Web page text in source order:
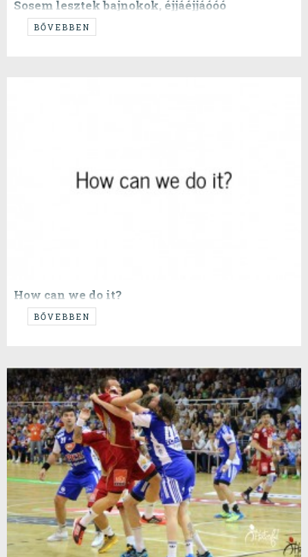
Sosem lesztek bajnokok, éjjáéjjáóóó
...bocs, de ez kihagyhatatlan.
BŐVEBBEN
How can we do it?
Ahogy tavaly ilyenkor, pont úgy.
BŐVEBBEN